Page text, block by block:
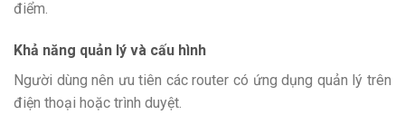
điểm.
Khả năng quản lý và cấu hình
Người dùng nên ưu tiên các router có ứng dụng quản lý trên
điện thoại hoặc trình duyệt.